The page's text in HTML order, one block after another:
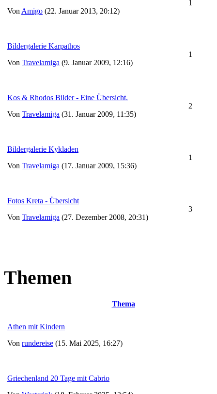
Von Amigo (22. Januar 2013, 20:12)
1
Bildergalerie Karpathos
Von Travelamiga (9. Januar 2009, 12:16)
1
Kos & Rhodos Bilder - Eine Übersicht.
Von Travelamiga (31. Januar 2009, 11:35)
2
Bildergalerie Kykladen
Von Travelamiga (17. Januar 2009, 15:36)
1
Fotos Kreta - Übersicht
Von Travelamiga (27. Dezember 2008, 20:31)
3
Themen
Thema
Athen mit Kindern
Von rundereise (15. Mai 2025, 16:27)
Griechenland 20 Tage mit Cabrio